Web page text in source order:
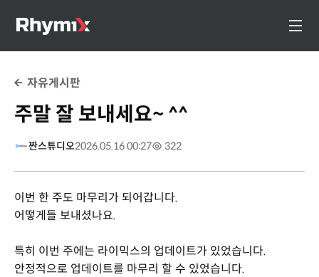
자유게시판
주말 잘 보내세요~ ^^
짠스튜디오2026.05.16 00:27 322
이번 한 주도 마무리가 되어갑니다.
어떻게들 보내셨나요.
특히 이번 주에는 라이믹스의 업데이트가 있었습니다.
안정적으로 업데이트를 마무리 할 수 있었습니다.